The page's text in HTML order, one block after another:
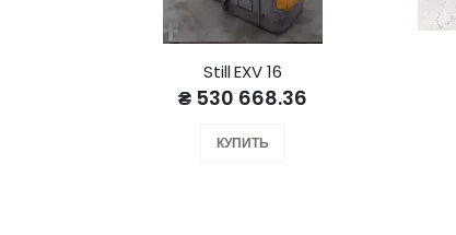
Still EXV 16
₴ 530 668.36
КУПИТЬ